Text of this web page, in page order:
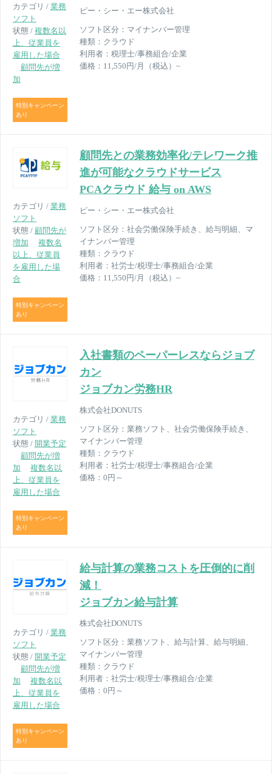
カテゴリ / 業務
ソフト
状態 / 複数名以
上、従業員を
雇用した場合
顧問先が増
加
特別キャンペーン
あり
ピー・シー・エー株式会社
ソフト区分： マイナンバー管理
種類： クラウド
利用者： 税理士/事務組合/企業
価格： 11,550円/月（税込）~
カテゴリ / 業務
ソフト
状態 / 顧問先が
増加
複数名
以上、従業員
を雇用した場
合
特別キャンペーン
あり
顧問先との業務効率化/テレワーク推
進が可能なクラウドサービス
PCAクラウド 給与 on AWS
ピー・シー・エー株式会社
ソフト区分： 社会労働保険手続き、給与明細、マ
イナンバー管理
種類： クラウド
利用者： 社労士/税理士/事務組合/企業
価格： 11,550円/月（税込）~
カテゴリ / 業務
ソフト
状態 / 開業予定
顧問先が増
加
複数名以
上、従業員を
雇用した場合
特別キャンペーン
あり
入社書類のペーパーレスならジョブ
カン
ジョブカン労務HR
株式会社DONUTS
ソフト区分： 業務ソフト、社会労働保険手続き、
マイナンバー管理
種類： クラウド
利用者： 社労士/税理士/事務組合/企業
価格： 0円～
カテゴリ / 業務
ソフト
状態 / 開業予定
顧問先が増
加
複数名以
上、従業員を
雇用した場合
特別キャンペーン
あり
給与計算の業務コストを圧倒的に削
減！
ジョブカン給与計算
株式会社DONUTS
ソフト区分： 業務ソフト、給与計算、給与明細、
マイナンバー管理
種類： クラウド
利用者： 社労士/税理士/事務組合/企業
価格： 0円～